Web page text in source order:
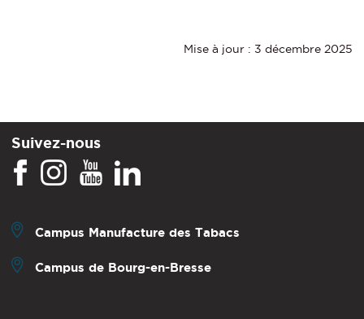
Mise à jour : 3 décembre 2025
Suivez-nous
Campus Manufacture des Tabacs
Campus de Bourg-en-Bresse